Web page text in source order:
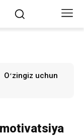
Oʻzingiz uchun